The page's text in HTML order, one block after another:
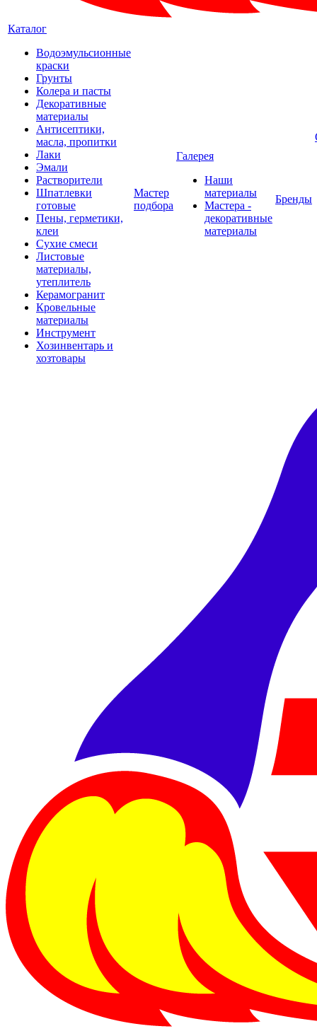
Каталог
Водоэмульсионные
краски
Грунты
Колера и пасты
Декоративные
материалы
Антисептики,
масла, пропитки
Лаки
Эмали
Растворители
Шпатлевки
готовые
Пены, герметики,
клеи
Сухие смеси
Листовые
материалы,
утеплитель
Керамогранит
Кровельные
материалы
Инструмент
Хозинвентарь и
хозтовары
Мастер
подбора
Галерея
Наши
материалы
Мастера -
декоративные
материалы
Бренды